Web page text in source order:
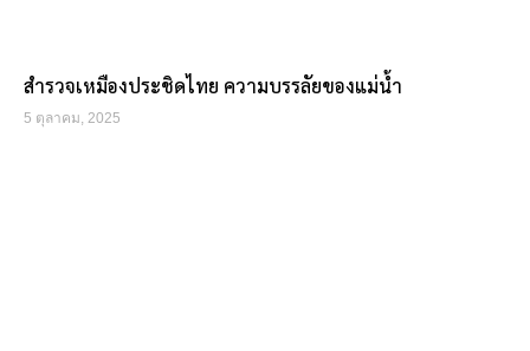
สำรวจเหมืองประชิดไทย ความบรรลัยของแม่น้ำ
5 ตุลาคม, 2025